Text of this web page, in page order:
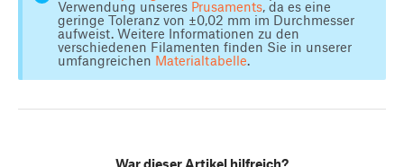
Verwendung unseres Prusaments, da es eine
geringe Toleranz von ±0,02 mm im Durchmesser
aufweist. Weitere Informationen zu den
verschiedenen Filamenten finden Sie in unserer
umfangreichen Materialtabelle.
War dieser Artikel hilfreich?